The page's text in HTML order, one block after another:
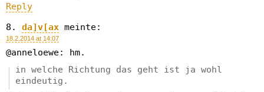
Reply
da]v[ax meinte:
18.2.2014 at 14:07
@anneloewe: hm.
in welche Richtung das geht ist ja wohl
eindeutig.